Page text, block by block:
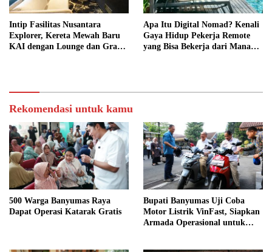
Intip Fasilitas Nusantara
Explorer, Kereta Mewah Baru
KAI dengan Lounge dan Grand
Apa Itu Digital Nomad? Kenali
Gaya Hidup Pekerja Remote
yang Bisa Bekerja dari Mana
Rekomendasi untuk kamu
500 Warga Banyumas Raya
Dapat Operasi Katarak Gratis
Bupati Banyumas Uji Coba
Motor Listrik VinFast, Siapkan
Armada Operasional untuk